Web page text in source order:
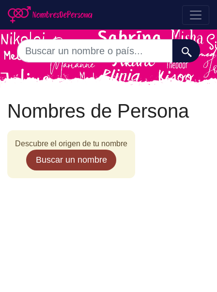
Nombres de Persona
Descubre el origen de tu nombre
Buscar un nombre